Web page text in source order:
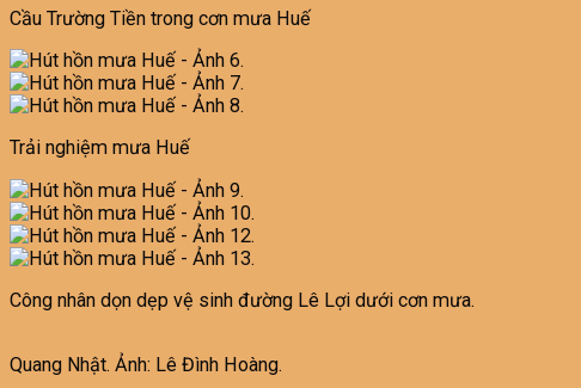
Cầu Trường Tiền trong cơn mưa Huế
Trải nghiệm mưa Huế
Công nhân dọn dẹp vệ sinh đường Lê Lợi dưới cơn mưa.
Quang Nhật. Ảnh: Lê Đình Hoàng.